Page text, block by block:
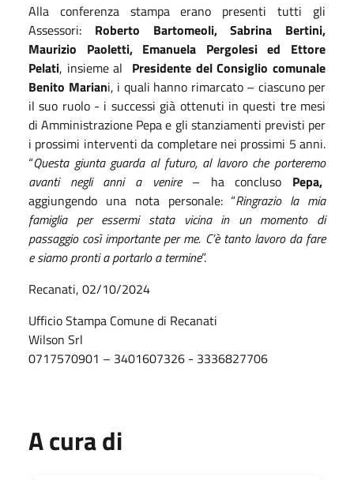
Alla conferenza stampa erano presenti tutti gli
Assessori: Roberto Bartomeoli, Sabrina Bertini,
Maurizio Paoletti, Emanuela Pergolesi ed Ettore
Pelati, insieme al Presidente del Consiglio comunale
Benito Mariani, i quali hanno rimarcato – ciascuno per
il suo ruolo - i successi già ottenuti in questi tre mesi
di Amministrazione Pepa e gli stanziamenti previsti per
i prossimi interventi da completare nei prossimi 5 anni.
“Questa giunta guarda al futuro, al lavoro che porteremo
avanti negli anni a venire– ha concluso Pepa,
aggiungendo una nota personale: “Ringrazio la mia
famiglia per essermi stata vicina in un momento di
passaggio così importante per me. C’è tanto lavoro da fare
e siamo pronti a portarlo a termine”.
Recanati, 02/10/2024
Ufficio Stampa Comune di Recanati
Wilson Srl
0717570901 – 3401607326 - 3336827706
A cura di